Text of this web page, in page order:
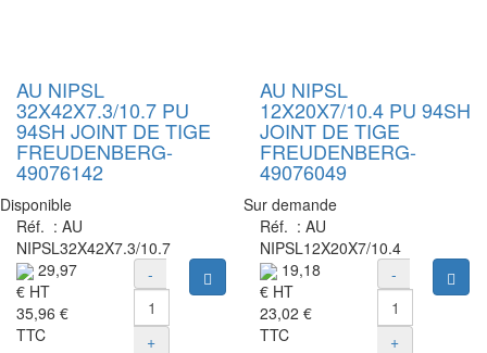
AU NIPSL
32X42X7.3/10.7 PU
94SH JOINT DE TIGE
FREUDENBERG-
49076142
Disponible
Réf. : AU
NIPSL32X42X7.3/10.7
29,97
€ HT
35,96 €
TTC
-
+
Ajouter au panier
AU NIPSL
12X20X7/10.4 PU 94SH
JOINT DE TIGE
FREUDENBERG-
49076049
Sur demande
Réf. : AU
NIPSL12X20X7/10.4
19,18
€ HT
23,02 €
TTC
-
+